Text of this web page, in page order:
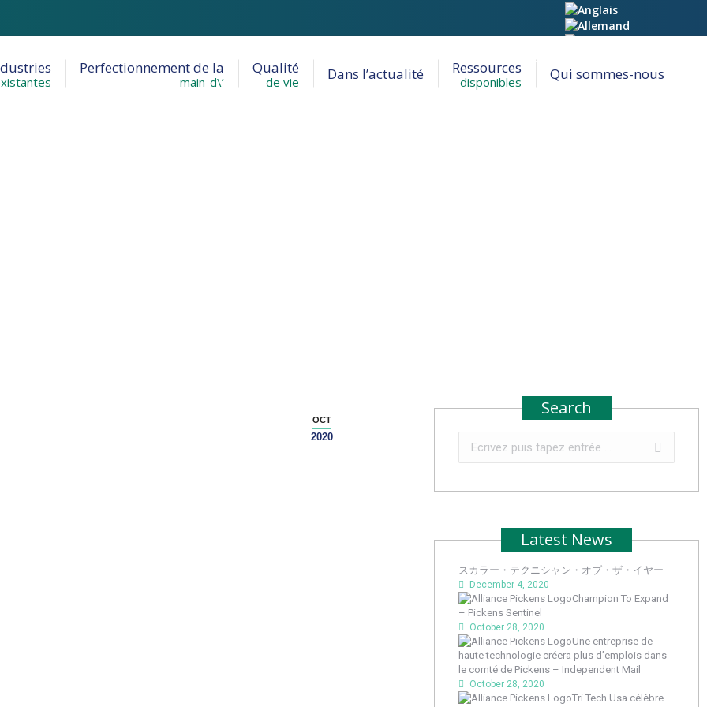
Perfectionnement de la
main-d\’
Qualité
de vie Dans l’actualité Ressources
disponibles Qui sommes-nous
OCT
2020
Search
Recherche
:
Latest News
スカラー・テクニシャン・オブ・ザ・イヤー
December 4, 2020
Champion To Expand
– Pickens Sentinel
October 28, 2020
Une entreprise de
haute technologie créera plus d’emplois dans
le comté de Pickens – Independent Mail
October 28, 2020
Tri Tech Usa célèbre